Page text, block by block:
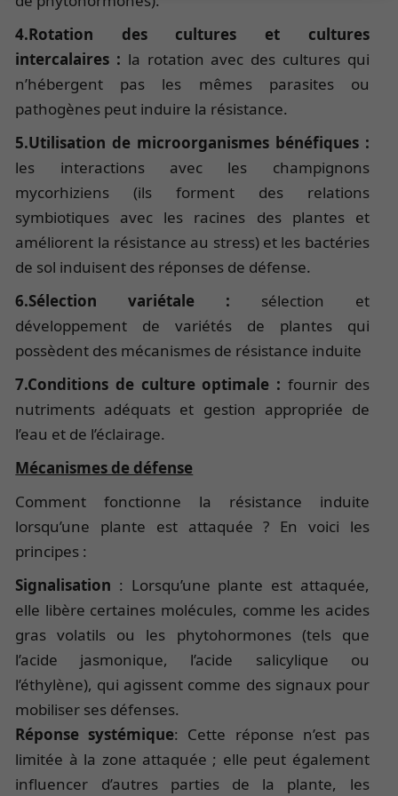
4.Rotation des cultures et cultures
intercalaires : la rotation avec des cultures qui
n’hébergent pas les mêmes parasites ou
pathogènes peut induire la résistance.
5.Utilisation de microorganismes bénéfiques :
les interactions avec les champignons
mycorhiziens (ils forment des relations
symbiotiques avec les racines des plantes et
améliorent la résistance au stress) et les bactéries
de sol induisent des réponses de défense.
6.Sélection variétale : sélection et
développement de variétés de plantes qui
possèdent des mécanismes de résistance induite
7.Conditions de culture optimale : fournir des
nutriments adéquats et gestion appropriée de
l’eau et de l’éclairage.
Mécanismes de défense
Comment fonctionne la résistance induite
lorsqu’une plante est attaquée ? En voici les
principes :
Signalisation : Lorsqu’une plante est attaquée,
elle libère certaines molécules, comme les acides
gras volatils ou les phytohormones (tels que
l’acide jasmonique, l’acide salicylique ou
l’éthylène), qui agissent comme des signaux pour
mobiliser ses défenses.
Réponse systémique: Cette réponse n’est pas
limitée à la zone attaquée ; elle peut également
influencer d’autres parties de la plante, les